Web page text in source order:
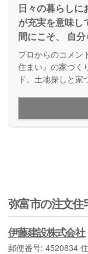
日々の暮らしに
が充実を意味している。 仕事や学
間にこそ、 自分
な時間を家造りの
て、使いやすさ
プルな構造など
ろげる空間作
肩肘張らないプ
プロからのコメン
住まい』の家づく
ド。土地探しと
言っても40以上
お好みに合わせ
自分らしい家づく
弥富市の注文住
伊藤建設株式会社
郵便番号: 4520834